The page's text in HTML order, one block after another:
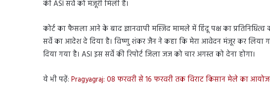
की ASI सर्वे को मंजूरी मिली है।
कोर्ट का फैसला आने के बाद ज्ञानवापी मस्जिद मामले में हिंदू पक्ष का
सर्वे का आदेश दे दिया है। विष्णु शंकर जैन ने कहा कि मेरा आवेदन मंजूर कर
दिया गया है। ASI इस सर्वे की रिपोर्ट जिला जज को चार अगस्त को देना होगा।
ये भी पढ़ें: Pragyagraj: 08 फरवरी से 16 फरवरी तक विराट किसान मेले का